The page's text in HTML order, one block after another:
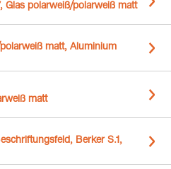
Glas polarweiß/polarweiß matt
matt, Aluminium
matt
Berker S.1,